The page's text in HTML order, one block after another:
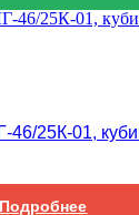
25К-01,
Подробнее